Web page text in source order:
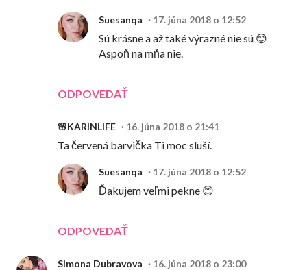
ODPOVEDAŤ
Suesanqa 17. júna 2018 o 12:52
Sú krásne a až také výrazné nie sú 😊
Aspoň na mňa nie.
🌸KARINLIFE 16. júna 2018 o 21:41
Ta červená barvička Ti moc sluší.
ODPOVEDAŤ
Suesanqa 17. júna 2018 o 12:52
Ďakujem veľmi pekne 😊
Simona Dubravova 16. júna 2018 o 23:00